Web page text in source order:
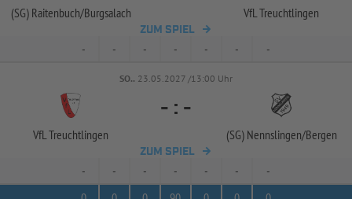
(SG) Raitenbuch/Burgsalach VfL Treuchtlingen
ZUM SPIEL
- - - - - - -
SO.. 23.05.2027 /13:00 Uhr
VfL Treuchtlingen
- : -
(SG) Nennslingen/Bergen
ZUM SPIEL
- - - - - -
-